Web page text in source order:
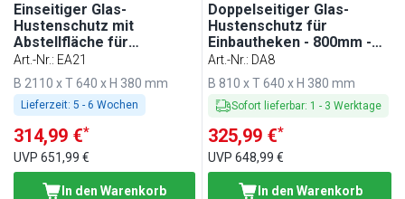
Einseitiger Glas-
Hustenschutz mit
Abstellfläche für
Einbautheken - 2100mm -
für BA216, WA216, KA216,
PA216 & EA216
Art.-Nr.: EA21
B 2110 x T 640 x H 380 mm
Lieferzeit: 5 - 6 Wochen
314,99 €*
UVP 651,99 €
In den Warenkorb
Doppelseitiger Glas-
Hustenschutz für
Einbautheken - 800mm -
für BA86, WA86, KA86,
PA86 & EA86
Art.-Nr.: DA8
B 810 x T 640 x H 380 mm
Sofort lieferbar: 1 - 3 Werktage
325,99 €*
UVP648,99 €
In den Warenkorb